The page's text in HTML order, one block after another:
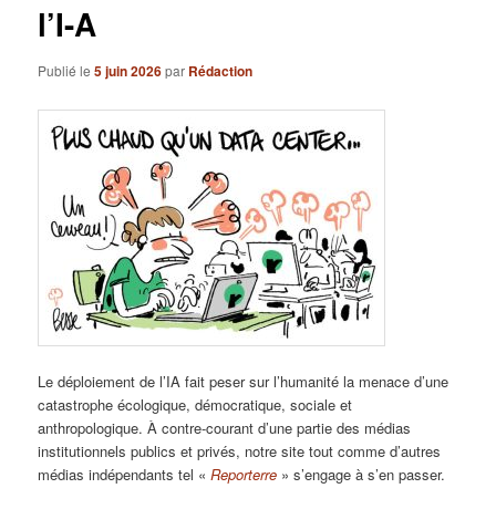
l’I-A
Publié le5 juin 2026par Rédaction
Le déploiement de l’IA fait peser sur l’humanité la menace d’une
catastrophe écologique, démocratique, sociale et
anthropologique. À contre-courant d’une partie des médias
institutionnels publics et privés, notre site tout comme d’autres
médias indépendants tel «Reporterre » s’engage à s’en passer.